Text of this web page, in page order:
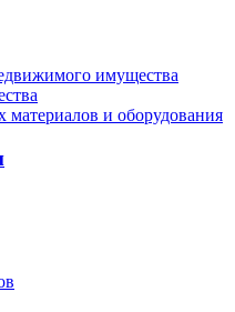
имущества
и оборудования